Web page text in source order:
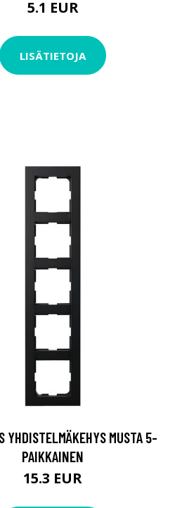
5.1 EUR
LISÄTIETOJA
YHDISTELMÄKEHYS MUSTA 5-
PAIKKAINEN
15.3 EUR